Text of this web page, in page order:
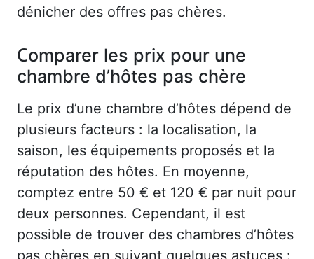
dénicher des offres pas chères.
Comparer les prix pour une
chambre d’hôtes pas chère
Le prix d’une chambre d’hôtes dépend de
plusieurs facteurs : la localisation, la
saison, les équipements proposés et la
réputation des hôtes. En moyenne,
comptez entre 50 € et 120 € par nuit pour
deux personnes. Cependant, il est
possible de trouver des chambres d’hôtes
pas chères en suivant quelques astuces :